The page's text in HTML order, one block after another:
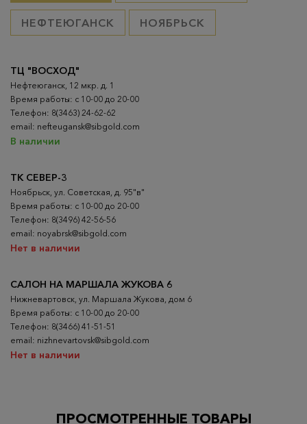
НЕФТЕЮГАНСК НОЯБРЬСК
ТК СЕВЕР-3
Ноябрьск, ул. Советская, д. 95"в"
Время работы: с 10-00 до 20-00
Телефон: 8(3496) 42-56-56
email: noyabrsk@sibgold.com
Нет в наличии
ТЦ "ВОСХОД"
Нефтеюганск, 12 мкр. д. 1
Время работы: с 10-00 до 20-00
Телефон: 8(3463) 24-62-62
email: nefteugansk@sibgold.com
В наличии
САЛОН НА МАРШАЛА ЖУКОВА 6
Нижневартовск, ул. Маршала Жукова, дом 6
Время работы: с 10-00 до 20-00
Телефон: 8(3466) 41-51-51
email: nizhnevartovsk@sibgold.com
Нет в наличии
ПРОСМОТРЕННЫЕ ТОВАРЫ